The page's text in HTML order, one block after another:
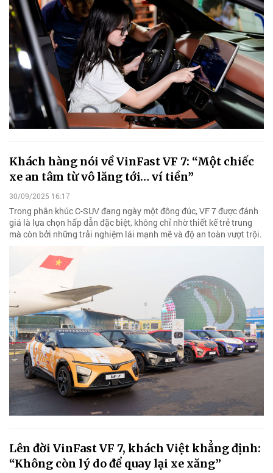
Khách hàng nói về VinFast VF 7: “Một chiếc
xe an tâm từ vô lăng tới… ví tiền”
30/09/2025 16:17
Trong phân khúc C-SUV đang ngày một đông đúc, VF 7 được đánh
giá là lựa chọn hấp dẫn đặc biệt, không chỉ nhờ thiết kế trẻ trung
mà còn bởi những trải nghiệm lái mạnh mẽ và độ an toàn vượt trội.
Lên đời VinFast VF 7, khách Việt khẳng định:
“Không còn lý do để quay lại xe xăng”